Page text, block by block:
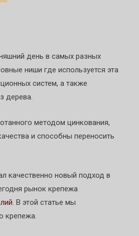
день в самых разных
ниши где используется эта
систем, а также
дерева.
методом цинкования,
и способны переносить
качественно новый подход в
рынок крепежа
. В этой статье мы
крепежа.